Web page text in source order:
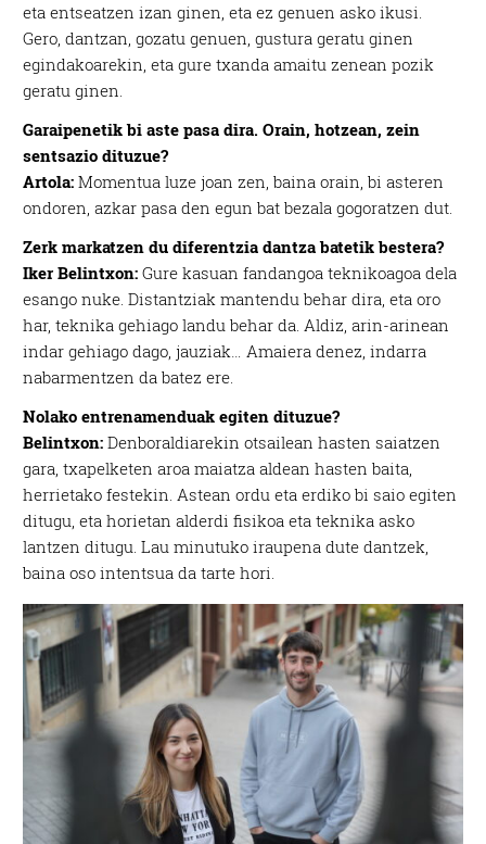
eta entseatzen izan ginen, eta ez genuen asko ikusi.
Gero, dantzan, gozatu genuen, gustura geratu ginen
egindakoarekin, eta gure txanda amaitu zenean pozik
geratu ginen.
Garaipenetik bi aste pasa dira. Orain, hotzean, zein
sentsazio dituzue?
Artola:Momentua luze joan zen, baina orain, bi asteren
ondoren, azkar pasa den egun bat bezala gogoratzen dut.
Zerk markatzen du diferentzia dantza batetik bestera?
Iker Belintxon:Gure kasuan fandangoa teknikoagoa dela
esango nuke. Distantziak mantendu behar dira, eta oro
har, teknika gehiago landu behar da. Aldiz, arin-arinean
indar gehiago dago, jauziak… Amaiera denez, indarra
nabarmentzen da batez ere.
Nolako entrenamenduak egiten dituzue?
Belintxon:Denboraldiarekin otsailean hasten saiatzen
gara, txapelketen aroa maiatza aldean hasten baita,
herrietako festekin. Astean ordu eta erdiko bi saio egiten
ditugu, eta horietan alderdi fisikoa eta teknika asko
lantzen ditugu. Lau minutuko iraupena dute dantzek,
baina oso intentsua da tarte hori.